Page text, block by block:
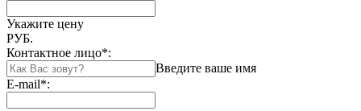
Укажите цену
РУБ.
Контактное лицо*:
Введите ваше имя
E-mail*: